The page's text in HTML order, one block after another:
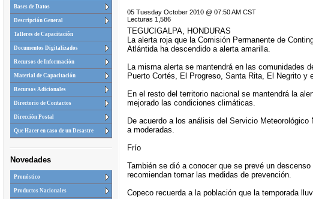
Bases de Datos
Descripción General
Talleres de Capacitación
Documentos Digitalizados
Recursos de Información
Material de Capacitación
Recursos Adicionales
Directorio de Contactos
Dirección Postal
Que Hacer en caso de un Desastre
Novedades
Pronóstico
Productos Nacionales
05 Tuesday October 2010 @ 07:50 AM CST
Lecturas 1,586
TEGUCIGALPA, HONDURAS
La alerta roja que la Comisión Permanente de
Atlántida ha descendido a alerta amarilla.
La misma alerta se mantendrá en las comunidades
Puerto Cortés, El Progreso, Santa Rita, El Negrito y
En el resto del territorio nacional se mantendrá la
mejorado las condiciones climáticas.
De acuerdo a los análisis del Servicio
a moderadas.
Frío
También se dió a conocer que se prevé un
recomiendan tomar las medidas de prevención.
Copeco recuerda a la población que la temporada